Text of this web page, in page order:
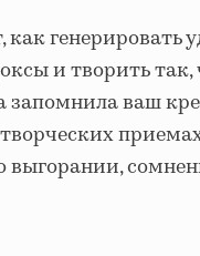
как генерировать
и творить
запомнила ваш
выгорании,